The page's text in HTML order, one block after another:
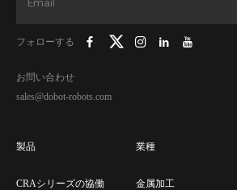
フォローする
お問い合わせ
sales@dobot-robots.com
製品
CRAシリーズの協働
業種
金属加工